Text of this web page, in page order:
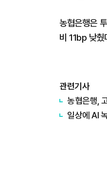
농협은행은
비 11bp 낮
관련기사
농협은행,
일상에 AI